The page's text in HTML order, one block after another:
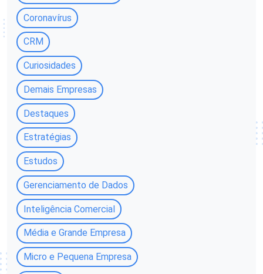
Coronavírus
CRM
Curiosidades
Demais Empresas
Destaques
Estratégias
Estudos
Gerenciamento de Dados
Inteligência Comercial
Média e Grande Empresa
Micro e Pequena Empresa